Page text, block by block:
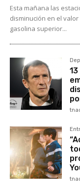
Esta mañana las
disminución en el
gasolina superior...